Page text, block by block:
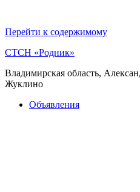
Перейти к содержимому
СТСН «Родник»
Владимирская область,
Жуклино
Объявления